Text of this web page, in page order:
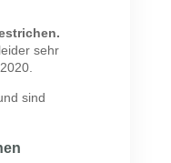
sehr
sind